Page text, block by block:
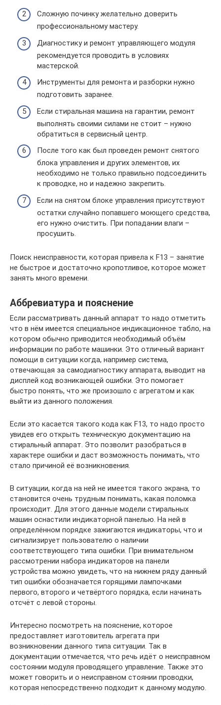
Сложную починку желательно доверить
профессиональному мастеру.
Диагностику и ремонт управляющего модуля
рекомендуется проводить в условиях
мастерской.
Инструменты для ремонта и разборки нужно
подготовить заранее.
Если стиральная машина на гарантии, ремонт
выполнять своими силами не стоит – нужно
обратиться в сервисный центр.
После того как был проведен ремонт снятого
блока управления и других элементов, их
необходимо не только правильно подсоединить
к проводке, но и надежно закрепить.
Если на снятом блоке управления присутствуют
остатки случайно попавшего моющего средства,
его нужно очистить. При попадании влаги –
просушить.
Поиск неисправности, которая привела к F13 – занятие
не быстрое и достаточно кропотливое, которое может
занять много времени.
Аббревиатура и пояснение
Если рассматривать данный аппарат то надо отметить
что в нём имеется специальное индикационное табло, на
котором обычно приводится необходимый объём
информации по работе машинки. Это отличный вариант
помощи в ситуации когда, например система,
отвечающая за самодиагностику аппарата, выводит на
дисплей код возникающей ошибки. Это помогает
быстро понять, что же произошло с агрегатом и как
выйти из данного положения.
Если это касается такого кода как F13, то надо просто
увидев его открыть техническую документацию на
стиральный аппарат. Это позволит разобраться в
характере ошибки и даст возможность понимать, что
стало причиной её возникновения.
В ситуации, когда на ней не имеется такого экрана, то
становится очень трудным понимать, какая поломка
происходит. Для этого данные модели стиральных
машин оснастили индикаторной панелью. На ней в
определённом порядке зажигаются индикаторы, что и
сигнализирует пользователю о наличии
соответствующего типа ошибки. При внимательном
рассмотрении набора индикаторов на панели
устройства можно увидеть, что на нижнем ряду данный
тип ошибки обозначается горящими лампочками
первого, второго и четвёртого порядка, если начинать
отсчёт с левой стороны.
Интересно посмотреть на пояснение, которое
предоставляет изготовитель агрегата при
возникновении данного типа ситуации. Так в
документации отмечается, что речь идёт о неисправном
состоянии модуля проводящего управление. Также это
может говорить и о неисправном стоянии проводки,
которая непосредственно подходит к данному модулю.